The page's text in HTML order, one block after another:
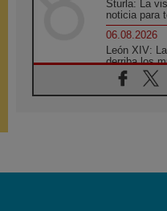
Sturla: La
noticia para
06.08.2026
León XIV:
derriba los
06.08.2026
La Iglesia
06.08.2026